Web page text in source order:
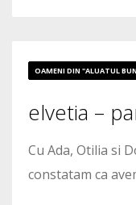
OAMENI DIN "ALUATUL
elvetia –
Cu Ada, Otilia si
constatam ca